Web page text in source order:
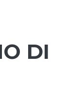
DI